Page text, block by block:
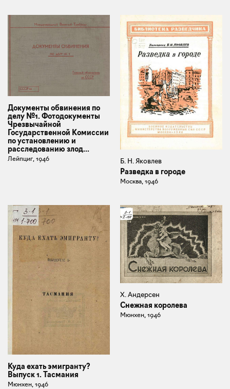
Документы обвинения по
делу №1. Фотодокументы
Чрезвычайной
Государственной Комиссии
по установлению и
расследованию злод...
Лейпциг, 1946 Б. Н. Яковлев
Разведка в городе
Москва, 1946
Куда ехать эмигранту?
Выпуск 1. Тасмания
Мюнхен, 1946
Х. Андерсен
Снежная королева
Мюнхен, 1946